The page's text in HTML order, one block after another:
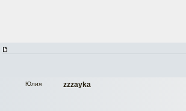
zzzayka
Юлия